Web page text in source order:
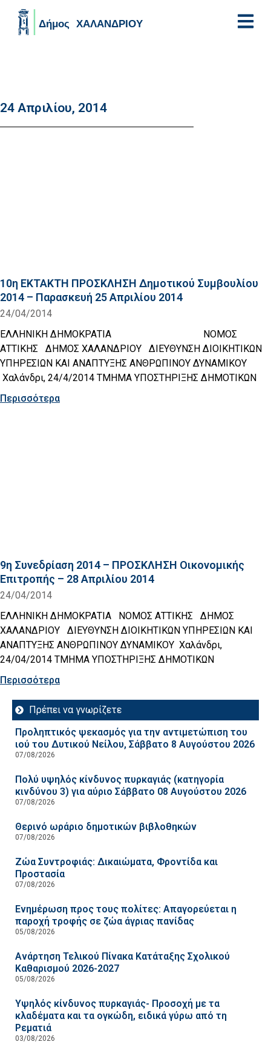
24 Απριλίου, 2014
10η EKTAKTH ΠΡΟΣΚΛΗΣΗ Δημοτικού Συμβουλίου
2014 – Παρασκευή 25 Απριλίου 2014
24/04/2014
ΕΛΛΗΝΙΚΗ ΔΗΜΟΚΡΑΤΙΑ ΝΟΜΟΣ
ΑΤΤΙΚΗΣ ΔΗΜΟΣ ΧΑΛΑΝΔΡΙΟΥ ΔΙΕΥΘΥΝΣΗ ΔΙΟΙΚΗΤΙΚΩΝ
ΥΠΗΡΕΣΙΩΝ ΚΑΙ ΑΝΑΠΤΥΞΗΣ ΑΝΘΡΩΠΙΝΟΥ ΔΥΝΑΜΙΚΟΥ
Χαλάνδρι, 24/4/2014 ΤΜΗΜΑ ΥΠΟΣΤΗΡΙΞΗΣ ΔΗΜΟΤΙΚΩΝ
Περισσότερα
9η Συνεδρίαση 2014 – ΠΡΟΣΚΛΗΣΗ Οικονομικής
Επιτροπής – 28 Απριλίου 2014
24/04/2014
ΕΛΛΗΝΙΚΗ ΔΗΜΟΚΡΑΤΙΑ ΝΟΜΟΣ ΑΤΤΙΚΗΣ ΔΗΜΟΣ
ΧΑΛΑΝΔΡΙΟΥ ΔΙΕΥΘΥΝΣΗ ΔΙΟΙΚΗΤΙΚΩΝ ΥΠΗΡΕΣΙΩΝ ΚΑΙ
ΑΝΑΠΤΥΞΗΣ ΑΝΘΡΩΠΙΝΟΥ ΔΥΝΑΜΙΚΟΥ Χαλάνδρι,
24/04/2014 ΤΜΗΜΑ ΥΠΟΣΤΗΡΙΞΗΣ ΔΗΜΟΤΙΚΩΝ
Περισσότερα
Πρέπει να γνωρίζετε
Προληπτικός ψεκασμός για την αντιμετώπιση του
ιού του Δυτικού Νείλου, Σάββατο 8 Αυγούστου 2026
07/08/2026
Πολύ υψηλός κίνδυνος πυρκαγιάς (κατηγορία
κινδύνου 3) για αύριο Σάββατο 08 Αυγούστου 2026
07/08/2026
Θερινό ωράριο δημοτικών βιβλοθηκών
07/08/2026
Ζώα Συντροφιάς: Δικαιώματα, Φροντίδα και
Προστασία
07/08/2026
Ενημέρωση προς τους πολίτες: Απαγορεύεται η
παροχή τροφής σε ζώα άγριας πανίδας
05/08/2026
Ανάρτηση Τελικού Πίνακα Κατάταξης Σχολικού
Καθαρισμού 2026-2027
05/08/2026
Υψηλός κίνδυνος πυρκαγιάς- Προσοχή με τα
κλαδέματα και τα ογκώδη, ειδικά γύρω από τη
Ρεματιά
03/08/2026